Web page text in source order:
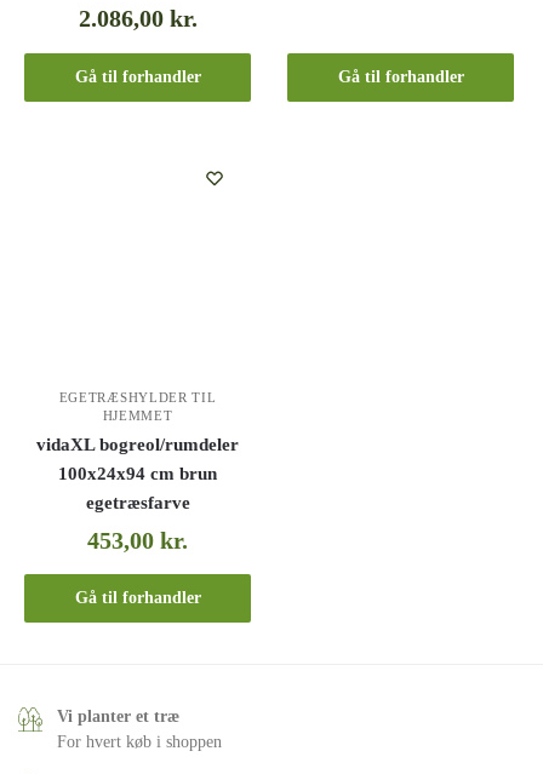
2.086,00 kr.
Gå til forhandler Gå til forhandler
EGETRÆSHYLDER TIL
HJEMMET
vidaXL bogreol/rumdeler
100x24x94 cm brun
egetræsfarve
453,00kr.
Gå til forhandler
Vi planter et træ
For hvert køb i shoppen